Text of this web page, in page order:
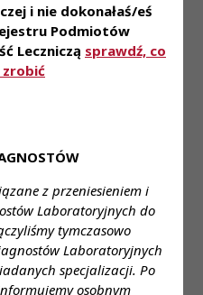
i nie dokonałaś/eś
Podmiotów
Leczniczą sprawdź, co
zrobić
z przeniesieniem i
Laboratoryjnych do
tymczasowo
Laboratoryjnych
specjalizacji. Po
osobnym
2/2026 już jest!